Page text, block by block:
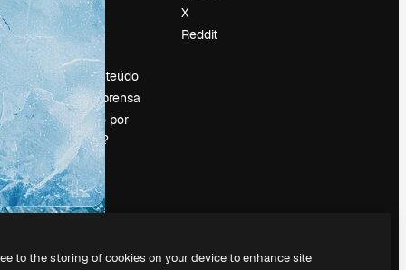
Blog
Eventos
Slidesgo
Vender conteúdo
Sala de imprensa
Procurando por
magnific.ai?
X
Reddit
to the storing of cookies on your device to enhance site